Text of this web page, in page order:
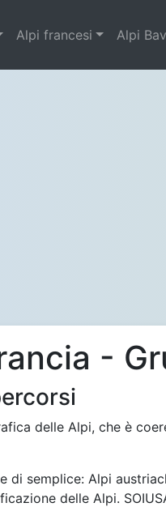
Alpi francesi Alpi
-
delle Alpi, che è
semplice: Alpi
delle Alpi.